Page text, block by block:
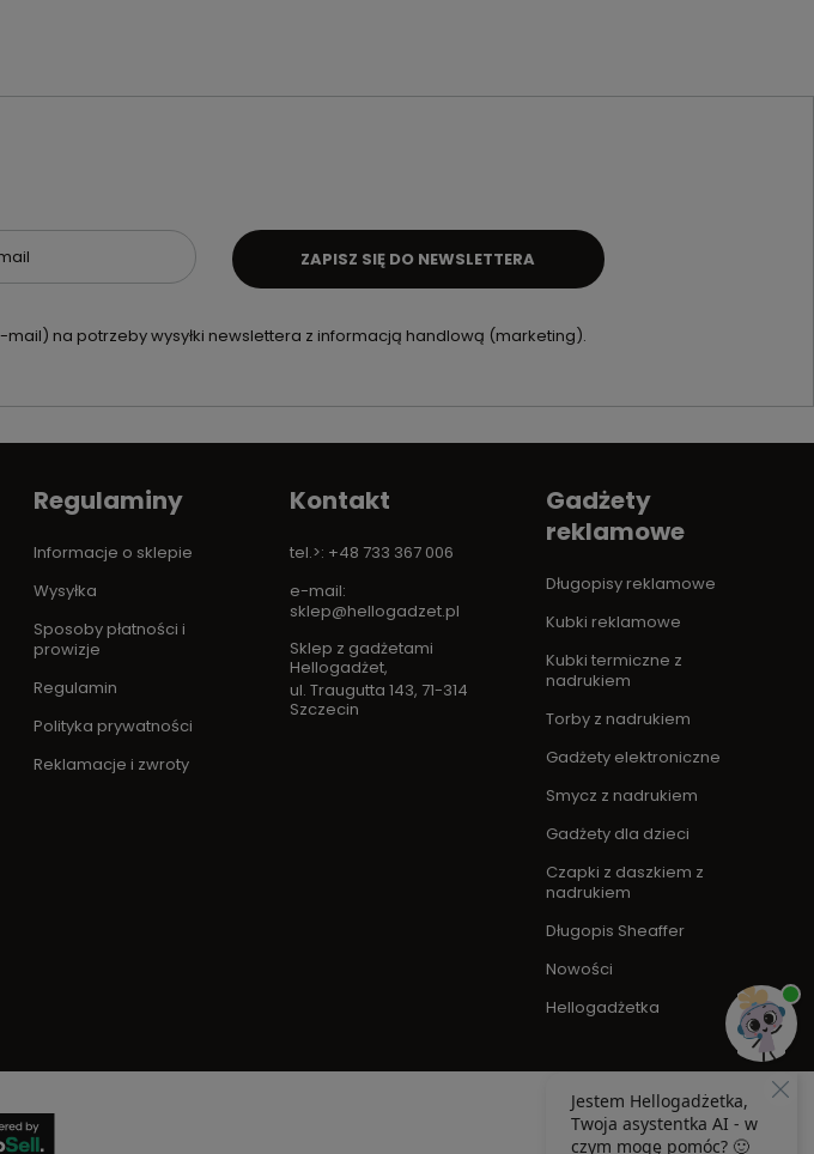
na potrzeby wysyłki newslettera z informacją handlową (marketing).
ZAPISZ SIĘ DO NEWSLETTERA
Regulaminy
Informacje o sklepie
Wysyłka
Sposoby płatności i
prowizje
Regulamin
Polityka prywatności
Reklamacje i zwroty
Kontakt
tel.>: +48 733 367 006
e-mail:
sklep@hellogadzet.pl
Sklep z gadżetami
Hellogadżet,
ul. Traugutta 143, 71-314
Szczecin
Gadżety
reklamowe
Długopisy reklamowe
Kubki reklamowe
Kubki termiczne z
nadrukiem
Torby z nadrukiem
Gadżety elektroniczne
Smycz z nadrukiem
Gadżety dla dzieci
Czapki z daszkiem z
nadrukiem
Długopis Sheaffer
Nowości
Hellogadżetka